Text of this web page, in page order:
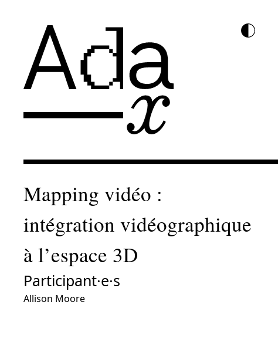
Mapping vidéo :
intégration vidéographique
à l’espace 3D
Participant·e·s
Allison Moore